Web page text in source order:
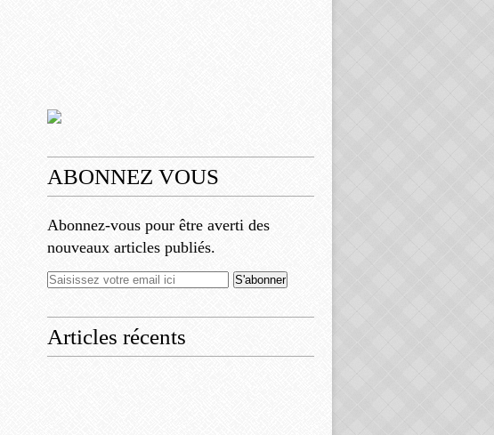
ABONNEZ VOUS
Abonnez-vous pour être averti des
nouveaux articles publiés.
Articles récents